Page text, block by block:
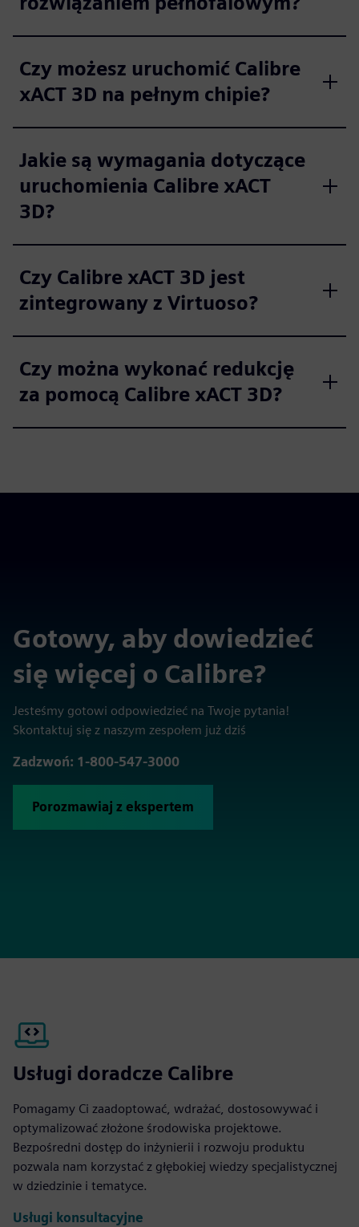
Czy możesz uruchomić Calibre
xACT 3D na pełnym chipie?
Jakie są wymagania dotyczące
uruchomienia Calibre xACT
3D?
Czy Calibre xACT 3D jest
zintegrowany z Virtuoso?
Czy można wykonać redukcję
za pomocą Calibre xACT 3D?
Gotowy, aby dowiedzieć
się więcej o Calibre?
Jesteśmy gotowi odpowiedzieć na Twoje pytania!
Skontaktuj się z naszym zespołem już dziś
Zadzwoń: 1-800-547-3000
Porozmawiaj z ekspertem
Usługi doradcze Calibre
Pomagamy Ci zaadoptować, wdrażać, dostosowywać i
optymalizować złożone środowiska projektowe.
Bezpośredni dostęp do inżynierii i rozwoju produktu
pozwala nam korzystać z głębokiej wiedzy specjalistycznej
w dziedzinie i tematyce.
Usługi konsultacyjne